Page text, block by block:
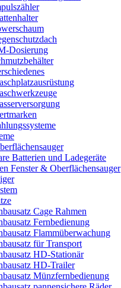
Dosierung
Batterien und Ladegeräte
Fenster & Oberflächensauger
Cage Rahmen
Fernbedienung
Flammüberwachung
für Transport
HD-Stationär
HD-Trailer
Münzfernbedienung